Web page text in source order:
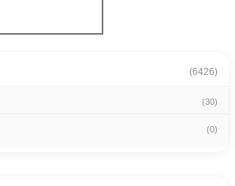
(6426)
(30)
(0)